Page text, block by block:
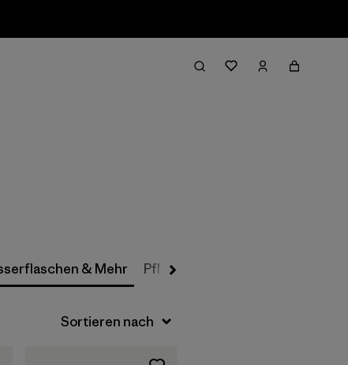
Filter & Sort
& Mehr Pflegeanleitungen